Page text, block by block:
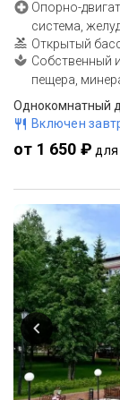
Опорно-
система,
Открытый
Собственный
пещера,
Однокомнатный
Включен
от 1 650 ₽ для